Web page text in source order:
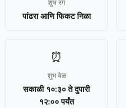
शुभ रंग
पांढरा आणि फिकट निळा
⏰
शुभ वेळ
सकाळी १०:३० ते दुपारी
१२:०० पर्यंत